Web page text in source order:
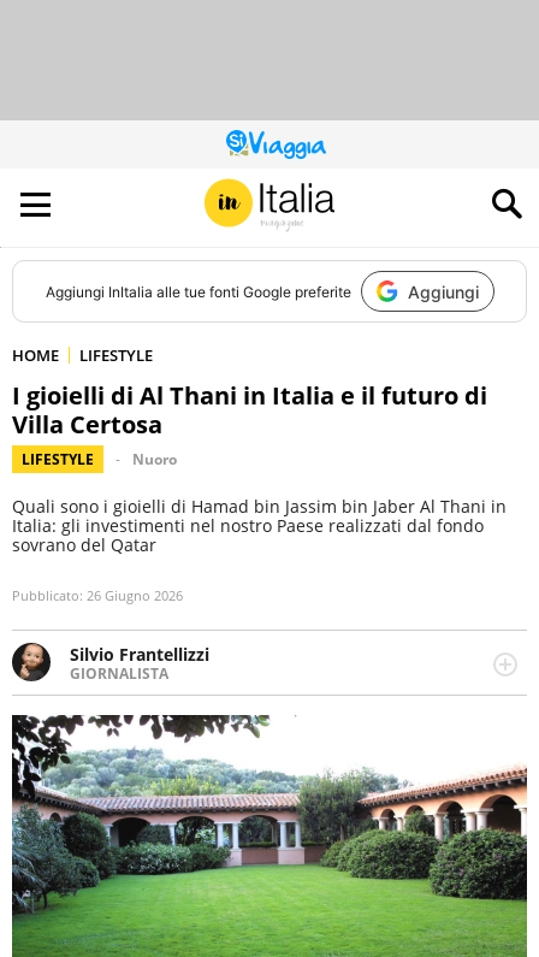
QUESTO
SITO
CONTRIBUISCE
ALL’AUDIENCE
DI
Aggiungi InItalia alle tue fonti Google preferite Aggiungi
HOME LIFESTYLE
I gioielli di Al Thani in Italia e il futuro di
Villa Certosa
LIFESTYLE Nuoro
Quali sono i gioielli di Hamad bin Jassim bin Jaber Al Thani in
Italia: gli investimenti nel nostro Paese realizzati dal fondo
sovrano del Qatar
Pubblicato: 26 Giugno 2026
Silvio Frantellizzi
GIORNALISTA
Giornalista pubblicista. Da oltre dieci anni si occupa di
informazione sul web, scrivendo di sport, attualità,
cronaca, motori, spettacolo e videogame.